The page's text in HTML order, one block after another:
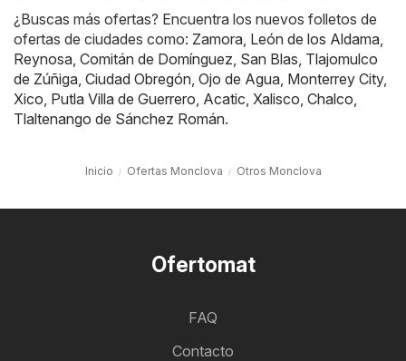
¿Buscas más ofertas? Encuentra los nuevos folletos de
ofertas de ciudades como: Zamora, León de los Aldama,
Reynosa, Comitán de Domínguez, San Blas, Tlajomulco
de Zúñiga, Ciudad Obregón, Ojo de Agua, Monterrey City,
Xico, Putla Villa de Guerrero, Acatic, Xalisco, Chalco,
Tlaltenango de Sánchez Román.
Inicio Ofertas Monclova Otros Monclova
Ofertomat
FAQ
Contacto